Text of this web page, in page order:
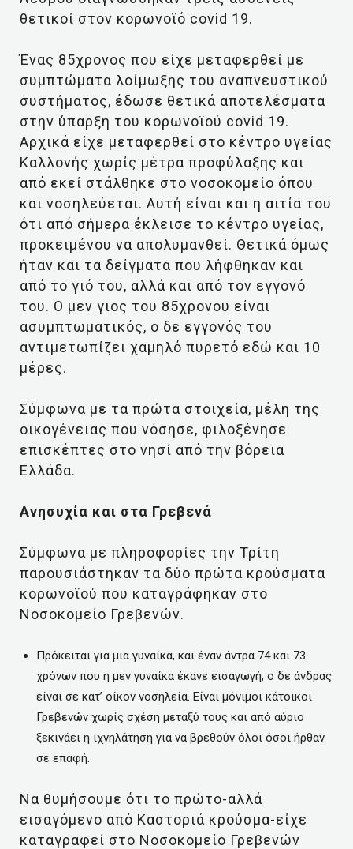
θετικοί στον κορωνοϊό covid 19.
Ένας 85χρονος που είχε μεταφερθεί με
συμπτώματα λοίμωξης του αναπνευστικού
συστήματος, έδωσε θετικά αποτελέσματα
στην ύπαρξη του κορωνοϊού covid 19.
Αρχικά είχε μεταφερθεί στο κέντρο υγείας
Καλλονής χωρίς μέτρα προφύλαξης και
από εκεί στάλθηκε στο νοσοκομείο όπου
και νοσηλεύεται. Αυτή είναι και η αιτία του
ότι από σήμερα έκλεισε το κέντρο υγείας,
προκειμένου να απολυμανθεί. Θετικά όμως
ήταν και τα δείγματα που λήφθηκαν και
από το γιό του, αλλά και από τον εγγονό
του. Ο μεν γιος του 85χρονου είναι
ασυμπτωματικός, ο δε εγγονός του
αντιμετωπίζει χαμηλό πυρετό εδώ και 10
μέρες.
Σύμφωνα με τα πρώτα στοιχεία, μέλη της
οικογένειας που νόσησε, φιλοξένησε
επισκέπτες στο νησί από την βόρεια
Ελλάδα.
Ανησυχία και στα Γρεβενά
Σύμφωνα με πληροφορίες την Τρίτη
παρουσιάστηκαν τα δύο πρώτα κρούσματα
κορωνοϊού που καταγράφηκαν στο
Νοσοκομείο Γρεβενών.
Πρόκειται για μια γυναίκα, και έναν άντρα 74 και 73
χρόνων που η μεν γυναίκα έκανε εισαγωγή, ο δε άνδρας
είναι σε κατ’ οίκον νοσηλεία. Είναι μόνιμοι κάτοικοι
Γρεβενών χωρίς σχέση μεταξύ τους και από αύριο
ξεκινάει η ιχνηλάτηση για να βρεθούν όλοι όσοι ήρθαν
σε επαφή.
Να θυμήσουμε ότι το πρώτο-αλλά
εισαγόμενο από Καστοριά κρούσμα-είχε
καταγραφεί στο Νοσοκομείο Γρεβενών